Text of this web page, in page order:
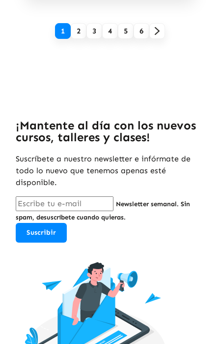
1 2 3 4 5 6
¡Mantente al día con los nuevos
cursos, talleres y clases!
Suscríbete a nuestro newsletter e infórmate de
todo lo nuevo que tenemos apenas esté
disponible.
Newsletter semanal. Sin
spam, desuscríbete cuando quieras.
Suscribir